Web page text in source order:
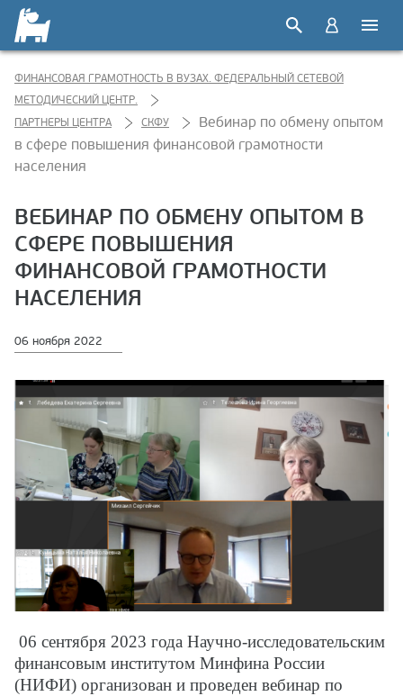
ФИНАНСОВАЯ ГРАМОТНОСТЬ В ВУЗАХ. ФЕДЕРАЛЬНЫЙ СЕТЕВОЙ
МЕТОДИЧЕСКИЙ ЦЕНТР.
ПАРТНЕРЫ ЦЕНТРА
СКФУ
Вебинар по обмену опытом
в сфере повышения финансовой грамотности
населения
ВЕБИНАР ПО ОБМЕНУ ОПЫТОМ В
СФЕРЕ ПОВЫШЕНИЯ
ФИНАНСОВОЙ ГРАМОТНОСТИ
НАСЕЛЕНИЯ
06 ноября 2022
06 сентября 2023 года Научно-исследовательским
финансовым институтом Минфина России
(НИФИ) организован и проведен вебинар по